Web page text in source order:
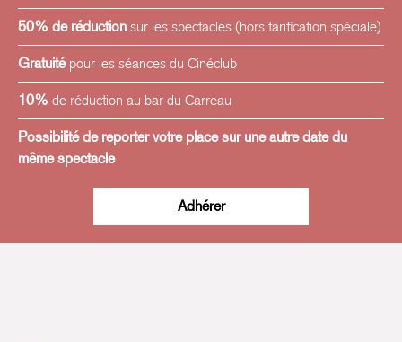
50% de réduction sur les spectacles (hors tarification spéciale)
Gratuitépour les séances du Cinéclub
10% de réduction au bar du Carreau
Possibilité de reporter votre place sur une autre date du
même spectacle
Adhérer